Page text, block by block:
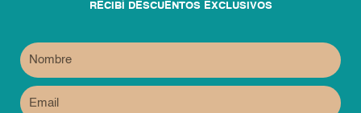
RECIBÍ DESCUENTOS EXCLUSIVOS
Name
Email